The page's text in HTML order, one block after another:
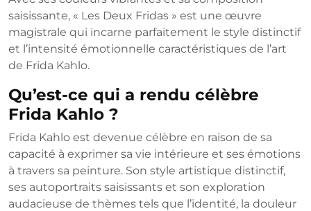
saisissante, « Les Deux Fridas » est une œuvre
magistrale qui incarne parfaitement le style distinctif
et l’intensité émotionnelle caractéristiques de l’art
de Frida Kahlo.
Qu’est-ce qui a rendu célèbre
Frida Kahlo ?
Frida Kahlo est devenue célèbre en raison de sa
capacité à exprimer sa vie intérieure et ses émotions
à travers sa peinture. Son style artistique distinctif,
ses autoportraits saisissants et son exploration
audacieuse de thèmes tels que l’identité, la douleur